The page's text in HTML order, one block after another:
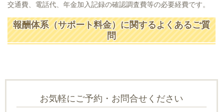
交通費、電話代、年金加入記録の確認調査費等の必要経費です。
報酬体系（サポート料金）に関するよくあるご質
問
お気軽にご予約・お問合せください